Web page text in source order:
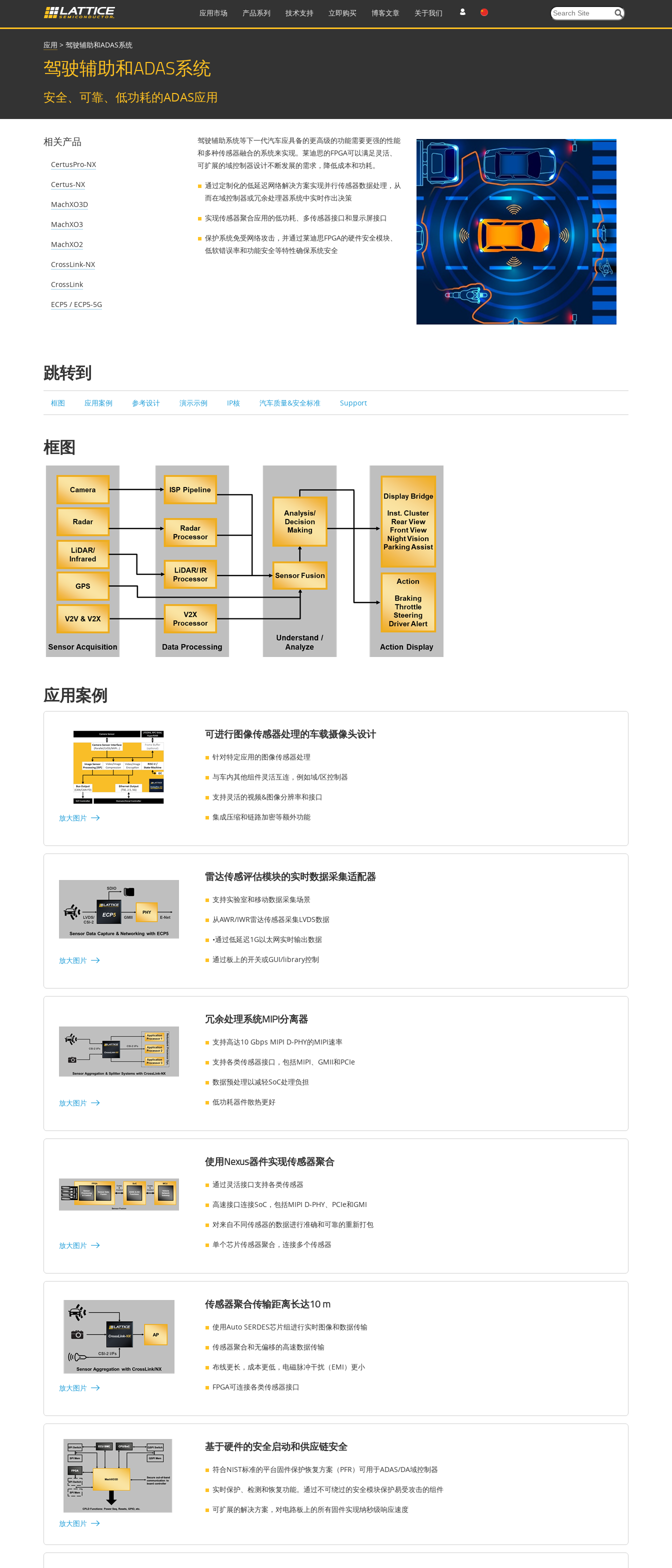
应用市场 产品系列 技术支持 立即购买 博客文章 关于我们
应用 > 驾驶辅助和ADAS系统
驾驶辅助和ADAS系统
安全、可靠、低功耗的ADAS应用
相关产品
CertusPro-NX
Certus-NX
MachXO3D
MachXO3
MachXO2
CrossLink-NX
CrossLink
ECP5 / ECP5-5G
驾驶辅助系统等下一代汽车应具备的更高级的功能需要更强的性能
和多种传感器融合的系统来实现。莱迪思的FPGA可以满足灵活、
可扩展的域控制器设计不断发展的需求，降低成本和功耗。
通过定制化的低延迟网络解决方案实现并行传感器数据处理，从
而在域控制器或冗余处理器系统中实时作出决策
实现传感器聚合应用的低功耗、多传感器接口和显示屏接口
保护系统免受网络攻击，并通过莱迪思FPGA的硬件安全模块、
低软错误率和功能安全等特性确保系统安全
跳转到
框图 应用案例 参考设计 演示示例 IP核 汽车质量&安全标准 Support
框图
应用案例
放大图片
可进行图像传感器处理的车载摄像头设计
针对特定应用的图像传感器处理
与车内其他组件灵活互连，例如域/区控制器
支持灵活的视频&图像分辨率和接口
集成压缩和链路加密等额外功能
放大图片
雷达传感评估模块的实时数据采集适配器
支持实验室和移动数据采集场景
从AWR/IWR雷达传感器采集LVDS数据
•通过低延迟1G以太网实时输出数据
通过板上的开关或GUI/library控制
放大图片
冗余处理系统MIPI分离器
支持高达10 Gbps MIPI D-PHY的MIPI速率
支持各类传感器接口，包括MIPI、GMII和PCIe
数据预处理以减轻SoC处理负担
低功耗器件散热更好
放大图片
使用Nexus器件实现传感器聚合
通过灵活接口支持各类传感器
高速接口连接SoC，包括MIPI D-PHY、PCIe和GMI
对来自不同传感器的数据进行准确和可靠的重新打包
单个芯片传感器聚合，连接多个传感器
放大图片
传感器聚合传输距离长达10 m
使用Auto SERDES芯片组进行实时图像和数据传输
传感器聚合和无偏移的高速数据传输
布线更长，成本更低，电磁脉冲干扰（EMI）更小
FPGA可连接各类传感器接口
放大图片
基于硬件的安全启动和供应链安全
符合NIST标准的平台固件保护恢复方案（PFR）可用于ADAS/DA域控制器
实时保护、检测和恢复功能。通过不可绕过的安全模块保护易受攻击的组件
可扩展的解决方案，对电路板上的所有固件实现纳秒级响应速度